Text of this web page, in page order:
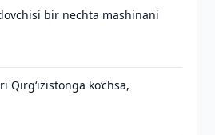
bir nechta mashinani
Qirg‘izistonga ko‘chsa,